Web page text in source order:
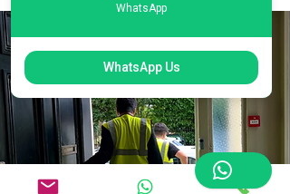
WhatsApp
WhatsApp Us